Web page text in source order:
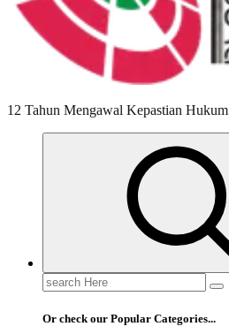
12 Tahun Mengawal Kepastian Hukum
Search
for:
Or check our Popular Categories...